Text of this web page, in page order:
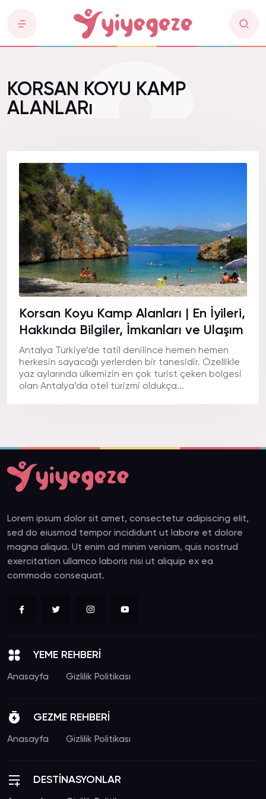
KORSAN KOYU KAMP
ALANLARı
Korsan Koyu Kamp Alanları | En İyileri,
Hakkında Bilgiler, İmkanları ve Ulaşım
Antalya Türkiye’de tatil denilince hemen hemen
herkesin sayacağı yerlerden bir tanesidir. Özellikle
yaz aylarında ülkemizin en çok turist çeken bölgesi
olan Antalya’da otel turizmi oldukça...
Lorem ipsum dolor sit amet, consectetur adipiscing elit,
sed do eiusmod tempor incididunt ut labore et dolore
magna aliqua. Ut enim ad minim veniam, quis nostrud
exercitation ullamco laboris nisi ut aliquip ex ea
commodo consequat.
YEME REHBERİ
Anasayfa Gizlilik Politikası
GEZME REHBERİ
Anasayfa Gizlilik Politikası
DESTİNASYONLAR